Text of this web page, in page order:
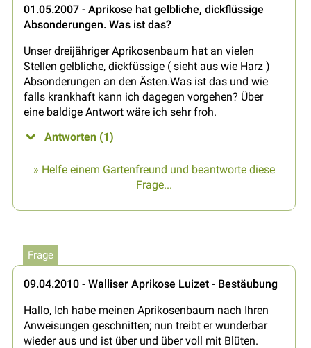
01.05.2007 - Aprikose hat gelbliche, dickflüssige
Absonderungen. Was ist das?
Unser dreijähriger Aprikosenbaum hat an vielen
Stellen gelbliche, dickfüssige ( sieht aus wie Harz )
Absonderungen an den Ästen.Was ist das und wie
falls krankhaft kann ich dagegen vorgehen? Über
eine baldige Antwort wäre ich sehr froh.
Antworten (1)
» Helfe einem Gartenfreund und beantworte diese
Frage...
Frage
09.04.2010 - Walliser Aprikose Luizet - Bestäubung
Hallo, Ich habe meinen Aprikosenbaum nach Ihren
Anweisungen geschnitten; nun treibt er wunderbar
wieder aus und ist über und über voll mit Blüten.